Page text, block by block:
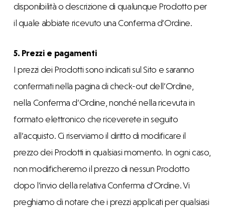
disponibilità o descrizione di qualunque Prodotto per
il quale abbiate ricevuto una Conferma d’Ordine.
5. Prezzi e pagamenti
I prezzi dei Prodotti sono indicati sul Sito e saranno
confermati nella pagina di check-out dell’Ordine,
nella Conferma d’Ordine, nonché nella ricevuta in
formato elettronico che riceverete in seguito
all’acquisto. Ci riserviamo il diritto di modificare il
prezzo dei Prodotti in qualsiasi momento. In ogni caso,
non modificheremo il prezzo di nessun Prodotto
dopo l’invio della relativa Conferma d’Ordine. Vi
preghiamo di notare che i prezzi applicati per qualsiasi